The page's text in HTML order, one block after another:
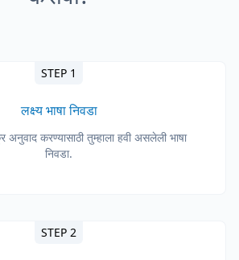
STEP 1
लक्ष्य भाषा निवडा
करण्यासाठी तुम्हाला हवी असलेली भाषा
निवडा.
STEP 2